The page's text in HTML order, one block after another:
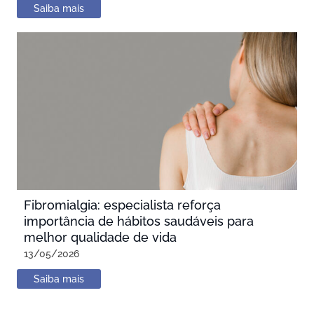
Saiba mais
Fibromialgia: especialista reforça
importância de hábitos saudáveis para
melhor qualidade de vida
13/05/2026
Saiba mais